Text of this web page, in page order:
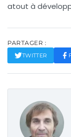
atout à
PARTAGER :
TWITTER